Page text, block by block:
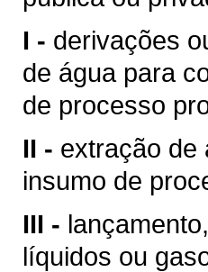
I - derivações
de água para
de processo
II - extração de
insumo de
III -
líquidos ou